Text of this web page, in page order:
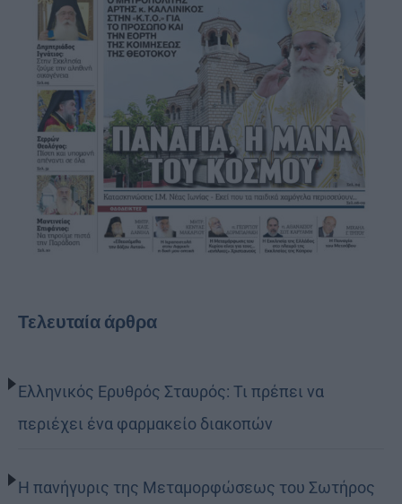
Τελευταία άρθρα
Ελληνικός Ερυθρός Σταυρός: Τι πρέπει να
περιέχει ένα φαρμακείο διακοπών
Η πανήγυρις της Μεταμορφώσεως του Σωτήρος